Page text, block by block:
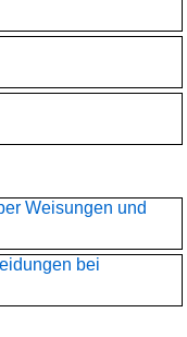
Weisungen und
bei